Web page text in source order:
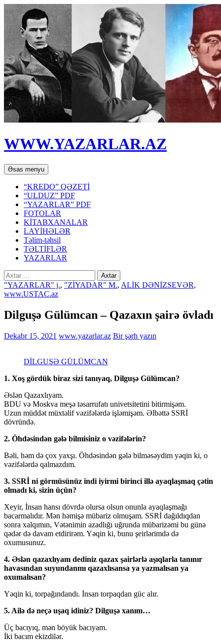
WWW.YAZARLAR.AZ
Axtar
Əsas menyu Mühtəviyyata
keç
“KREDO” QƏZETİ
“ULDUZ” PDF
“YAZARLAR” PDF
FOTOLAR
KİTABXANALAR
LAYİHƏLƏR
Təlim-təhsil
TƏLTİFLƏR
YAZARLAR
Axtarış:
"YAZARLAR" j., "ZİYADAR" M., ALİK DƏNİZSEVƏR,
www.USTAC.az
Dilguşə Gülümcan – Qazaxın şairə övladı
Dekabr 15, 2021 www.yazarlar.az Bir şərh yazın
DİLGUŞƏ GÜLÜMCAN
1. Xoş gördük biraz sizi tanıyaq, Dilguşə Gülümcan?
Əslən Qazaxlıyam.
BDU və Moskva meşə təsarrufatı univetsitetini bitirmişəm.
Uzun müddət müxtəlif vəzifələrdə işləmişəm. Əlbəttə SSRİ
dövründə.
2. Öhdəsindən gələ bilmisiniz o vəzifələrin?
Bəli, həm də çox yaxşı. Öhdəsindən gələ bilməsəydim yəqin ki, o
vəzifələrdə qalmazdım.
3. SSRİ ni görmüsünüz indi iyirmi birinci illə ayaqlaşmaq çətin
olmadı ki, sizin üçün?
Xeyir, İnsan hansı dövrdə olursa olsun onunla ayaqlaşmağı
bacarmalıdır. Mən həmişə mübariz olmuşam. SSRİ dağıldıqdan
sonra xalqımın, Vətənimin azadlığı uğrunda mübarizəmi bu günə
qədər də davam etdirirəm. Yəqin ki, bunu şeirlərimdə də
oxumusunuz.
4. Əslən qazaxlıyam dediniz qazax şairlərlə aşıqlarla tanınır
havasından suyundanmı qazaxlısansa ya yazmalısan ya
oxumalısan?
Yəqin ki, torpağındandı. İnsan torpaqdan güc alır.
5. Ailə də neçə uşaq idiniz? Dilguşə xanım…
Üç bacıyıq, mən böyük bacıyam.
İki bacım ekizdilər.